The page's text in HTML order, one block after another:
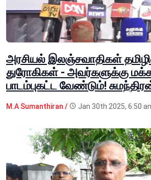
அரசியல் இலஞ்சவாதிகள்
துரோகிகள் - அவர்களுக்கு
பாடம்புகட்ட வேண்டும்!
M.A Sumanthiran / Jan 30th 2025, 6:50